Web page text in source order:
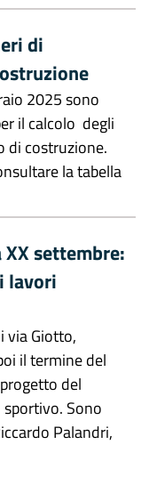
di
2025 sono
il calcolo degli
di costruzione.
la tabella
settembre:
lavori
via Giotto,
il termine del
del
Sono
Palandri,